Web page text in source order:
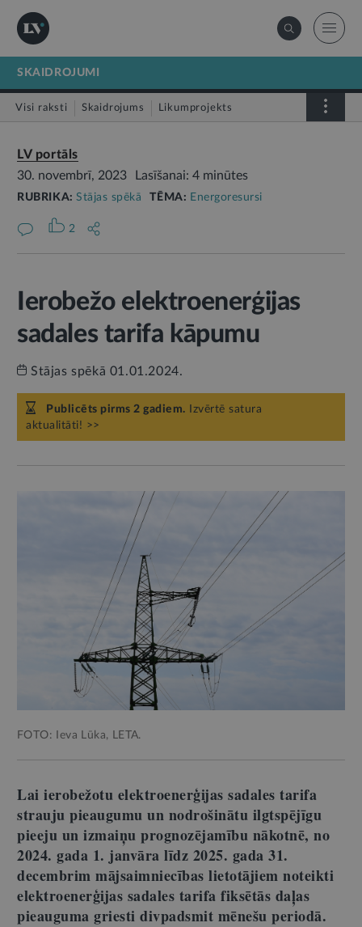
SKAIDROJUMI
Visi raksti Skaidrojums Likumprojekts
LV portāls
30. novembrī, 2023
Lasīšanai: 4 minūtes
RUBRIKA:Stājas spēkā TĒMA: Energoresursi
2
Ierobežo elektroenerģijas
sadales tarifa kāpumu
Stājas spēkā 01.01.2024.
Publicēts pirms 2 gadiem. Izvērtē satura
aktualitāti! >>
FOTO: Ieva Lūka, LETA.
Lai ierobežotu elektroenerģijas sadales tarifa
strauju pieaugumu un nodrošinātu ilgtspējīgu
pieeju un izmaiņu prognozējamību nākotnē, no
2024. gada 1. janvāra līdz 2025. gada 31.
decembrim mājsaimniecības lietotājiem noteikti
elektroenerģijas sadales tarifa fiksētās daļas
pieauguma griesti divpadsmit mēnešu periodā.